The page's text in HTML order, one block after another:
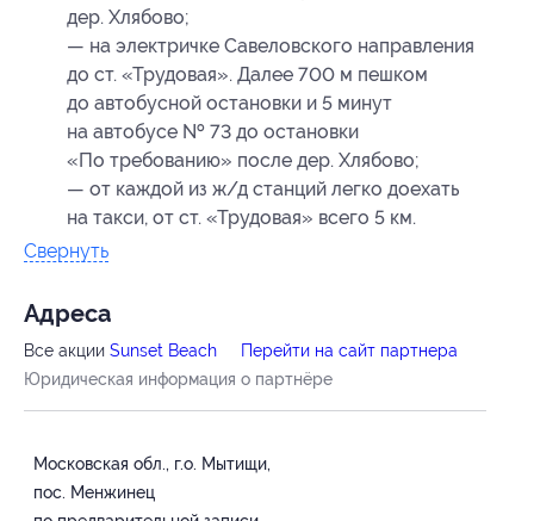
дер. Хлябово;
— на электричке Савеловского направления
до ст. «Трудовая». Далее 700 м пешком
до автобусной остановки и 5 минут
на автобусе № 73 до остановки
«По требованию» после дер. Хлябово;
— от каждой из ж/д станций легко доехать
на такси, от ст. «Трудовая» всего 5 км.
Свернуть
Адресa
Все акции Sunset Beach
Перейти на сайт партнера
Юридическая информация о партнёре
Московская обл., г.о. Мытищи,
пос. Менжинец